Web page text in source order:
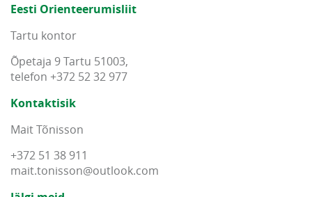
Eesti Orienteerumisliit
Tartu kontor
Õpetaja 9 Tartu 51003,
telefon +372 52 32 977
Kontaktisik
Mait Tõnisson
+372 51 38 911
mait.tonisson@outlook.com